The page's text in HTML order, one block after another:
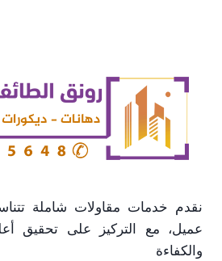
نقدم خدمات مقاولات شاملة
عميل، مع التركيز على تحقيق
والكفاءة